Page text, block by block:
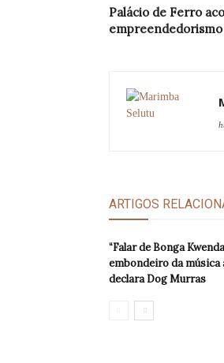
Palácio de Ferro
ARTIGOS
“Falar de Bonga
embondeiro da música
declara Dog Murras